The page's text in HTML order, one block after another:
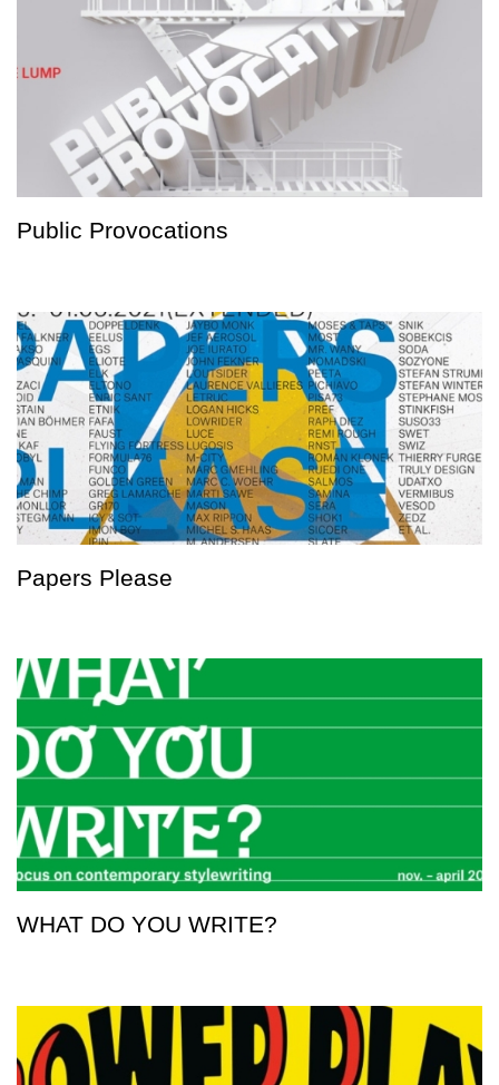
Public Provocations
Papers Please
WHAT DO YOU WRITE?